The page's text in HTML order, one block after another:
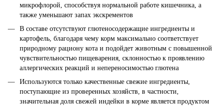
микрофлорой, способствуя нормальной работе кишечника, а
также уменьшают запах экскрементов
В составе отсутствуют глютеносодержащие ингредиенты и
картофель, благодаря чему корм максимально соответствует
природному рациону кота и подойдет животным с повышенной
чувствительностью пищеварения, склонностью к проявлению
аллергических реакций и непереносимостью глютена
Используются только качественные свежие ингредиенты,
поступающие из проверенных хозяйств, в частности,
значительная доля свежей индейки в корме является продуктом